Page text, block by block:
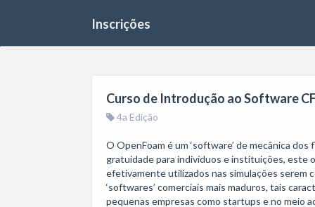
Inscrições
Curso de Introdução ao Software
4a Edição
O OpenFoam é um ‘software’ de mecânica
gratuidade para indivíduos e instituições, este
efetivamente utilizados nas simulações serem
‘softwares’ comerciais mais maduros, tais
pequenas empresas como startups e no meio